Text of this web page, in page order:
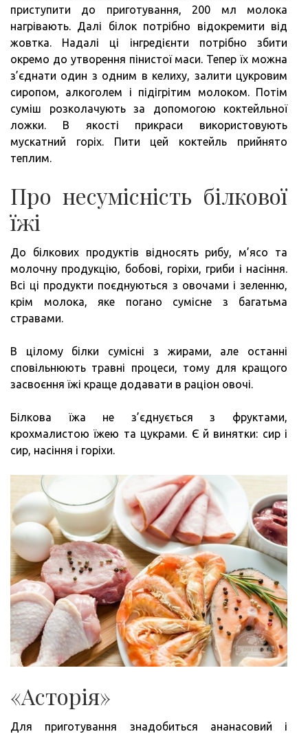
приступити до приготування, 200 мл молока
нагрівають. Далі білок потрібно відокремити від
жовтка. Надалі ці інгредієнти потрібно збити
окремо до утворення пінистої маси. Тепер їх можна
з’єднати один з одним в келиху, залити цукровим
сиропом, алкоголем і підігрітим молоком. Потім
суміш розколачують за допомогою коктейльної
ложки. В якості прикраси використовують
мускатний горіх. Пити цей коктейль прийнято
теплим.
Про несумісність білкової
їжі
До білкових продуктів відносять рибу, м’ясо та
молочну продукцію, бобові, горіхи, гриби і насіння.
Всі ці продукти поєднуються з овочами і зеленню,
крім молока, яке погано сумісне з багатьма
стравами.
В цілому білки сумісні з жирами, але останні
сповільнюють травні процеси, тому для кращого
засвоєння їжі краще додавати в раціон овочі.
Білкова їжа не з’єднується з фруктами,
крохмалистою їжею та цукрами. Є й винятки: сир і
сир, насіння і горіхи.
«Асторія»
Для приготування знадобиться ананасовий і